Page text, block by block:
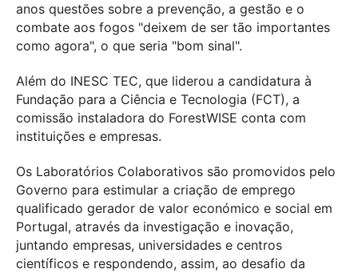
anos questões sobre a prevenção, a gestão e o
combate aos fogos "deixem de ser tão importantes
como agora", o que seria "bom sinal".
Além do INESC TEC, que liderou a candidatura à
Fundação para a Ciência e Tecnologia (FCT), a
comissão instaladora do ForestWISE conta com
instituições e empresas.
Os Laboratórios Colaborativos são promovidos pelo
Governo para estimular a criação de emprego
qualificado gerador de valor económico e social em
Portugal, através da investigação e inovação,
juntando empresas, universidades e centros
científicos e respondendo, assim, ao desafio da